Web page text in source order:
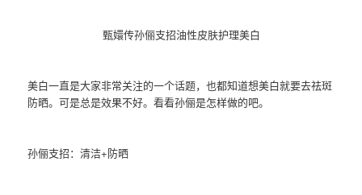
甄嬛传孙俪支招油性皮肤护理美白
美白一直是大家非常关注的一个话题，也都知道想美白就要去祛斑
防晒。可是总是效果不好。看看孙俪是怎样做的吧。
孙俪支招：清洁+防晒